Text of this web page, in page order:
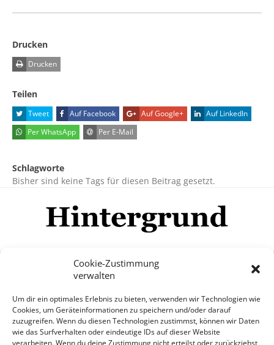
Cookie-Zustimmung
verwalten
Um dir ein optimales Erlebnis zu bieten, verwenden wir Technologien wie
Cookies, um Geräteinformationen zu speichern und/oder darauf
zuzugreifen. Wenn du diesen Technologien zustimmst, können wir Daten
wie das Surfverhalten oder eindeutige IDs auf dieser Website
verarbeiten. Wenn du deine Zustimmung nicht erteilst oder zurückziehst,
Drucken
Drucken
Teilen
Tweet Auf Facebook Auf Google+
Auf LinkedIn
Per WhatsApp
Per E-Mail
Schlagworte
Bisher sind keine Tags für diesen Beitrag gesetzt.
Mehr
© Copyright Hintergrund.de, 2015 - 2026